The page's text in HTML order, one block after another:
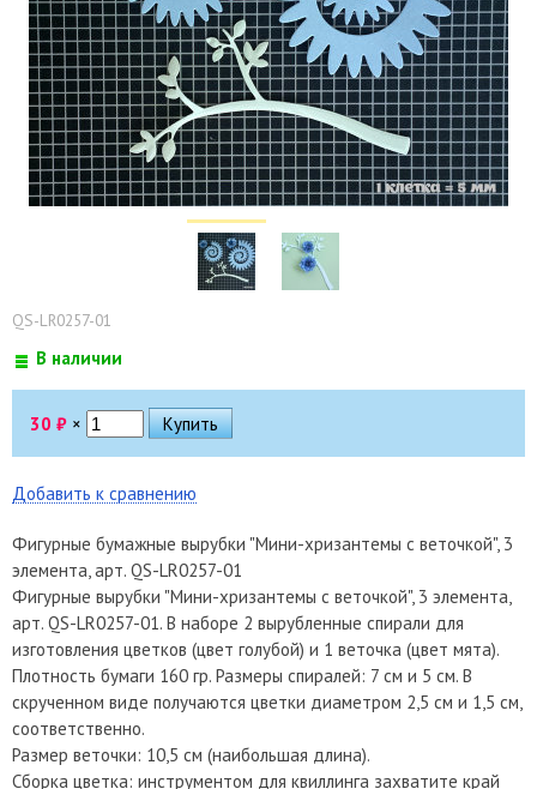
QS-LR0257-01
В наличии
30 ₽ ×
Добавить к сравнению
Фигурные бумажные вырубки "Мини-хризантемы с веточкой", 3
элемента, арт. QS-LR0257-01
Фигурные вырубки "Мини-хризантемы с веточкой", 3 элемента,
арт. QS-LR0257-01. В наборе 2 вырубленные спирали для
изготовления цветков (цвет голубой) и 1 веточка (цвет мята).
Плотность бумаги 160 гр. Размеры спиралей: 7 см и 5 см. В
скрученном виде получаются цветки диаметром 2,5 см и 1,5 см,
соответственно.
Размер веточки: 10,5 см (наибольшая длина).
Сборка цветка: инструментом для квиллинга захватите край